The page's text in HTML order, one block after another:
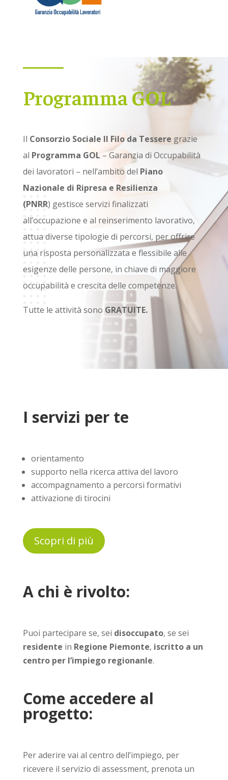
Programma GOL
Il Consorzio Sociale Il Filo da Tessere grazie
al Programma GOL – Garanzia di Occupabilità
dei lavoratori – nell’ambito del Piano
Nazionale di Ripresa e Resilienza
(PNRR) gestisce servizi finalizzati
all’occupazione e al reinserimento lavorativo,
attua diverse tipologie di percorsi, per offrire
una risposta personalizzata e flessibile alle
esigenze delle persone, in chiave di maggiore
occupabilità e crescita delle competenze.
Tutte le attività sono GRATUITE.
I servizi per te
orientamento
supporto nella ricerca attiva del lavoro
accompagnamento a percorsi formativi
attivazione di tirocini
Scopri di più
A chi è rivolto:
Puoi partecipare se, sei disoccupato, se sei
residente in Regione Piemonte, iscritto a un
centro per l’impiego regionanle.
Come accedere al
progetto:
Per aderire vai al centro dell’impiego, per
ricevere il servizio di assessment, prenota un